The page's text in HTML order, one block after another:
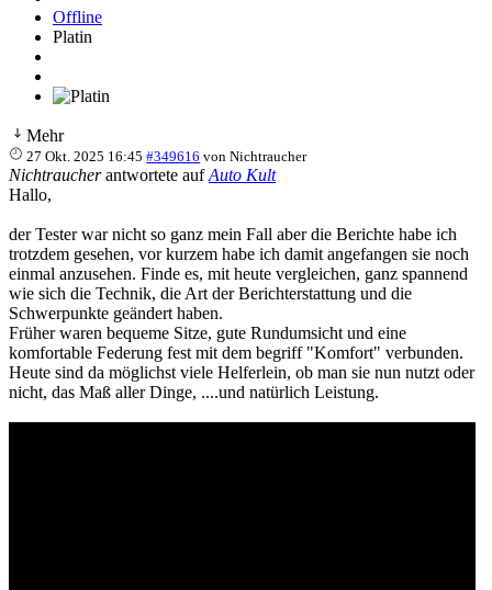
Offline
Platin
Mehr
27 Okt. 2025 16:45 #349616 vonNichtraucher
Nichtraucherantwortete aufAuto Kult
Hallo,
der Tester war nicht so ganz mein Fall aber die Berichte habe ich
trotzdem gesehen, vor kurzem habe ich damit angefangen sie noch
einmal anzusehen. Finde es, mit heute vergleichen, ganz spannend
wie sich die Technik, die Art der Berichterstattung und die
Schwerpunkte geändert haben.
Früher waren bequeme Sitze, gute Rundumsicht und eine
komfortable Federung fest mit dem begriff "Komfort" verbunden.
Heute sind da möglichst viele Helferlein, ob man sie nun nutzt oder
nicht, das Maß aller Dinge, ....und natürlich Leistung.